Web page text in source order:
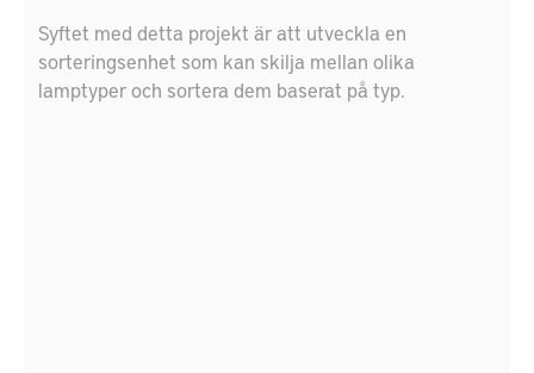
Syftet med detta projekt är att utveckla en
sorteringsenhet som kan skilja mellan olika
lamptyper och sortera dem baserat på typ.